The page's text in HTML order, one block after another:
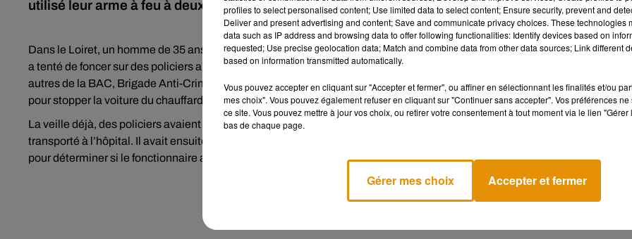
utilisé leur arme à feu à deux reprises, à chaque fois pour stopper un chauffard. Décryptage :
Dans le Loiret, un homme de 35 ans doit passer en comparution immédiate aujourd’hui. Dans la nuit de vendredi à
a tenté de foncer sur des policiers au niveau de la commune deSaint-Pryvé-Saint-Mesmin
autres de la BAC, Brigade Anti-Criminalité, obligeant les agents à utiliser leur arme de service. Ils ont tiré dans les pneus
pour stopper la voiture du chauffard, qui n’a pas été blessé.
La veille déjà, des policiers avaient ouvert le feu près du Auchan d’
transporté à l’hôpital. Il avait ensuite été placé en garde à vue puis en détention provisoire. De son côté, l’enquête se
pour déterminer si le fonctionnaire avait ou non le droit de faire usage de son arme.
profiles to select personalised content; Use limited data to select content; Ensure security, prevent and
Deliver and present advertising and content; Save and communicate privacy choices. These technologies
data such as IP address and browsing data to offer following functionalities: Identify devices based on
requested; Use precise geolocation data; Match and combine data from other data sources; Link different
based on information transmitted automatically.
Vous pouvez accepter en cliquant sur "Accepter et fermer", ou affiner en sélectionnant les finalités et/ou
mes choix". Vous pouvez également refuser en cliquant sur "Continuer sans accepter". Vos préférences
ce site. Vous pouvez mettre à jour vos choix, ou retirer votre consentement à tout moment via le lien
bas de chaque page.
Gérer mes choix Accepter et fermer